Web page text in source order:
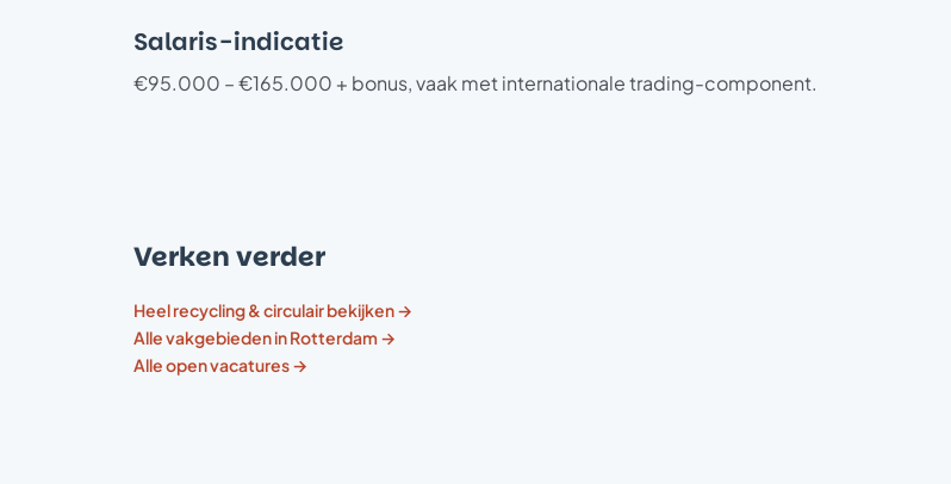
Salaris-indicatie
€95.000 – €165.000 + bonus, vaak met internationale trading-component.
Verken verder
Heel recycling & circulair bekijken →
Alle vakgebieden in Rotterdam →
Alle open vacatures →